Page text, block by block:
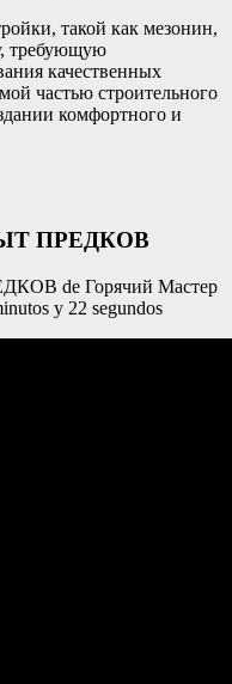
такой как мезонин,
требующую
качественных
частью строительного
комфортного и
ПРЕДКОВ
de Горячий Мастер
y 22 segundos